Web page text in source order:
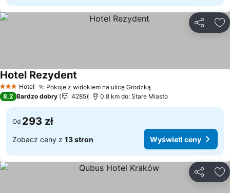
3 Kategoria
Hotel Pokoje z widokiem na ulicę Grodzką
Hotel Rezydent
8,2 Bardzo dobry 4285 0.8 km do: Stare Miasto
Od 293 zł
Zobacz ceny z 13 stron Wyświetl ceny